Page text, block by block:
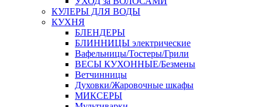
КУЛЕРЫ ДЛЯ ВОДЫ
КУХНЯ
БЛЕНДЕРЫ
БЛИННИЦЫ электрические
Вафельницы/Тостеры/Грили
ВЕСЫ КУХОННЫЕ/Безмены
Ветчинницы
Духовки/Жаровочные шкафы
МИКСЕРЫ